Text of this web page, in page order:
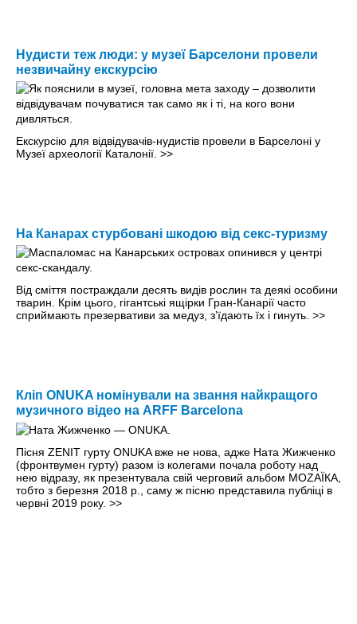
Нудисти теж люди: у музеї Барселони провели
незвичайну екскурсію
Екскурсію для відвідувачів-нудистів провели в Барселоні у
Музеї археології Каталонії. >>
На Канарах стурбовані шкодою від секс-туризму
Від сміття постраждали десять видів рослин та деякі особини
тварин. Крім цього, гігантські ящірки Гран-Канарії часто
сприймають презервативи за медуз, зʼїдають їх і гинуть. >>
Кліп ONUKA номінували на звання найкращого
музичного відео на ARFF Barcelona
Пісня ZENIT гурту ONUKA вже не нова, адже Ната Жижченко
(фронтвумен гурту) разом із колегами почала роботу над
нею відразу, як презентувала свій черговий альбом MOZAЇКА,
тобто з березня 2018 р., саму ж пісню представила публіці в
червні 2019 року. >>